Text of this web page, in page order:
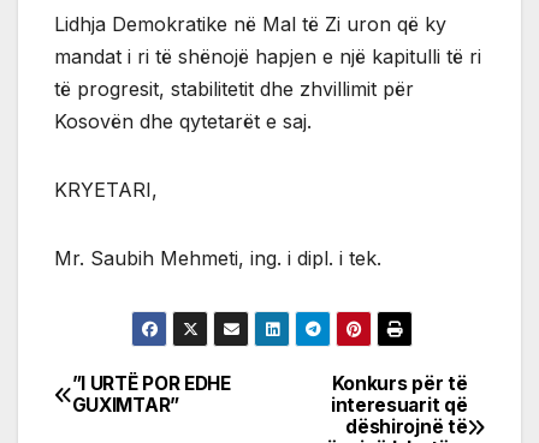
Lidhja Demokratike në Mal të Zi uron që ky
mandat i ri të shënojë hapjen e një kapitulli të ri
të progresit, stabilitetit dhe zhvillimit për
Kosovën dhe qytetarët e saj.
KRYETARI,
Mr. Saubih Mehmeti, ing. i dipl. i tek.
Post
Konkurs për të
interesuarit që
dëshirojnë të
”I URTË POR EDHE
GUXIMTAR”